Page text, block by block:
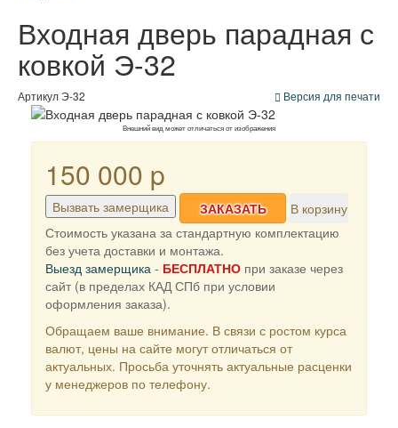
Входная дверь парадная с
ковкой Э-32
АртикулЭ-32 Версия для печати
Внешний вид может отличаться от изображения
150 000 p
Вызвать замерщика ЗАКАЗАТЬ
В корзину
Стоимость указана за стандартную комплектацию
без учета доставки и монтажа.
Выезд замерщика - БЕСПЛАТНО при заказе через
сайт (в пределах КАД СПб при условии
оформления заказа).
Обращаем ваше внимание. В связи с ростом курса
валют, цены на сайте могут отличаться от
актуальных. Просьба уточнять актуальные расценки
у менеджеров по телефону.